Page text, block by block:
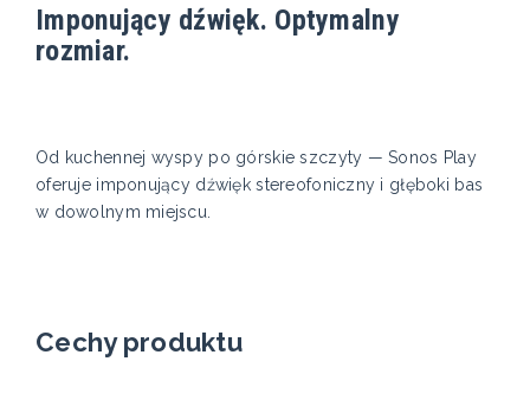
Imponujący dźwięk. Optymalny
rozmiar.
Od kuchennej wyspy po górskie szczyty — Sonos Play
oferuje imponujący dźwięk stereofoniczny i głęboki bas
w dowolnym miejscu.
Cechy produktu